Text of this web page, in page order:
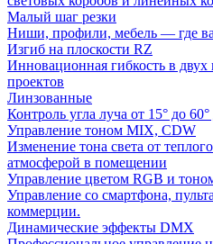
Малый шаг резки
Ниши, профили, мебель — где
Изгиб на плоскости RZ
Инновационная гибкость в двух
проектов
Линзованные
Контроль угла луча от 15° до
Управление тоном MIX, CDW
Изменение тона света от
атмосферой в помещении
Управление цветом RGB и
Управление со смартфона,
коммерции.
Динамические эффекты DMX